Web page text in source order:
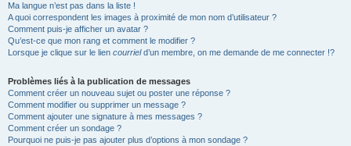
Ma langue n’est pas dans la liste !
A quoi correspondent les images à proximité de mon nom d’utilisateur ?
Comment puis-je afficher un avatar ?
Qu’est-ce que mon rang et comment le modifier ?
Lorsque je clique sur le lien courrield’un membre, on me demande de me connecter !?
Problèmes liés à la publication de messages
Comment créer un nouveau sujet ou poster une réponse ?
Comment modifier ou supprimer un message ?
Comment ajouter une signature à mes messages ?
Comment créer un sondage ?
Pourquoi ne puis-je pas ajouter plus d’options à mon sondage ?